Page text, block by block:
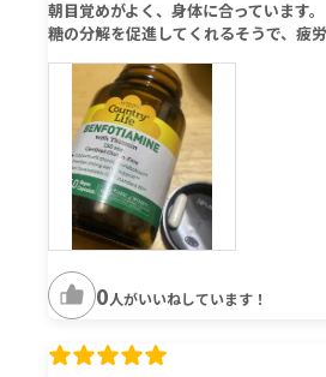
朝目覚めがよく、身体に合っています。
糖の分解を促進してくれるそうで、疲
0人がいいねしています！